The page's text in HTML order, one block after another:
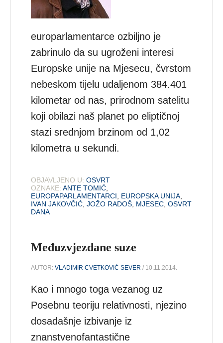
europarlamentarce ozbiljno je
zabrinulo da su ugroženi interesi
Europske unije na Mjesecu, čvrstom
nebeskom tijelu udaljenom 384.401
kilometar od nas, prirodnom satelitu
koji obilazi naš planet po eliptičnoj
stazi srednjom brzinom od 1,02
kilometra u sekundi.
OBJAVLJENO U: OSVRT
OZNAKE: ANTE TOMIĆ
EUROPAPARLAMENTARCI
EUROPSKA UNIJA
IVAN JAKOVČIĆ ,JOŽO RADOŠ MJESEC ,OSVRT
DANA
Međuzvjezdane suze
AUTOR:VLADIMIR CVETKOVIĆ SEVER / 10.11.2014.
Kao i mnogo toga vezanog uz
Posebnu teoriju relativnosti, njezino
dosadašnje izbivanje iz
znanstvenofantastične